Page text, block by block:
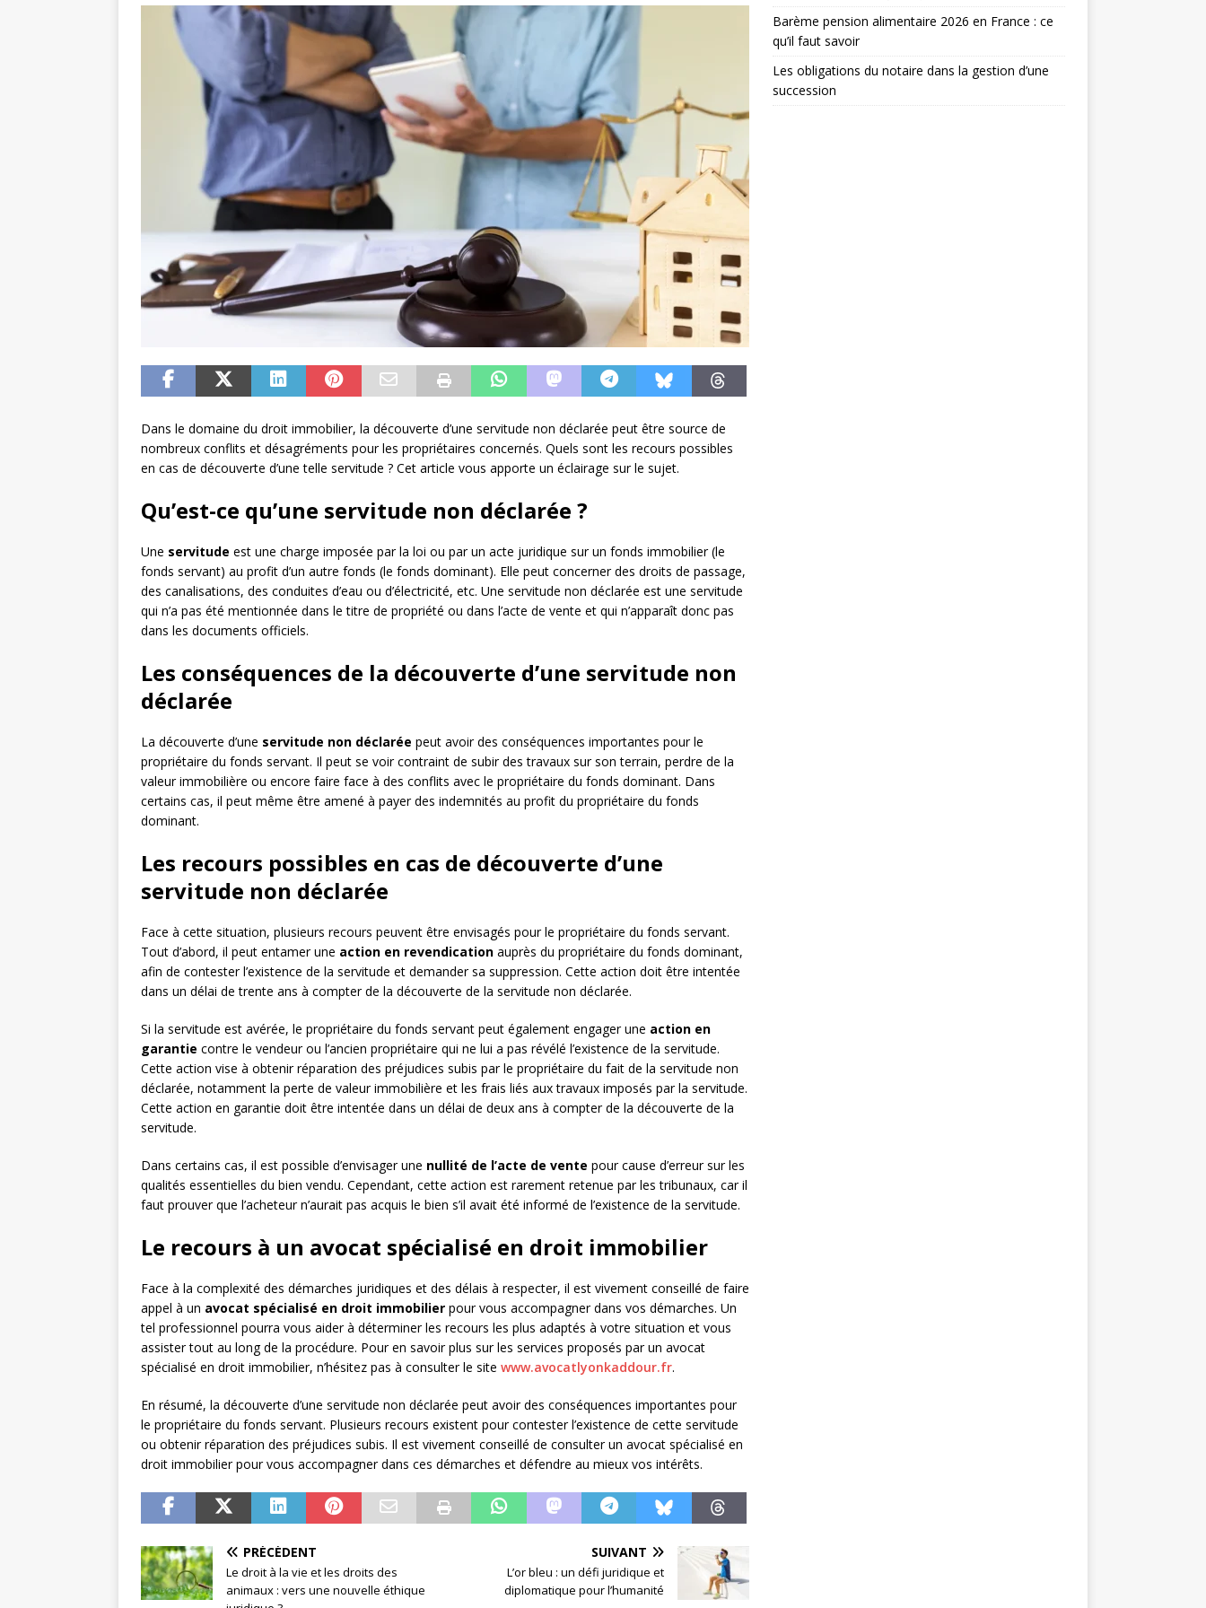
Dans le domaine du droit immobilier, la découverte d’une servitude non déclarée peut être source de
nombreux conflits et désagréments pour les propriétaires concernés. Quels sont les recours possibles
en cas de découverte d’une telle servitude ? Cet article vous apporte un éclairage sur le sujet.
Qu’est-ce qu’une servitude non déclarée ?
Une servitude est une charge imposée par la loi ou par un acte juridique sur un fonds immobilier (le
fonds servant) au profit d’un autre fonds (le fonds dominant). Elle peut concerner des droits de passage,
des canalisations, des conduites d’eau ou d’électricité, etc. Une servitude non déclarée est une servitude
qui n’a pas été mentionnée dans le titre de propriété ou dans l’acte de vente et qui n’apparaît donc pas
dans les documents officiels.
Les conséquences de la découverte d’une servitude non
déclarée
La découverte d’une servitude non déclarée peut avoir des conséquences importantes pour le
propriétaire du fonds servant. Il peut se voir contraint de subir des travaux sur son terrain, perdre de la
valeur immobilière ou encore faire face à des conflits avec le propriétaire du fonds dominant. Dans
certains cas, il peut même être amené à payer des indemnités au profit du propriétaire du fonds
dominant.
Les recours possibles en cas de découverte d’une
servitude non déclarée
Face à cette situation, plusieurs recours peuvent être envisagés pour le propriétaire du fonds servant.
Tout d’abord, il peut entamer une action en revendication auprès du propriétaire du fonds dominant,
afin de contester l’existence de la servitude et demander sa suppression. Cette action doit être intentée
dans un délai de trente ans à compter de la découverte de la servitude non déclarée.
Si la servitude est avérée, le propriétaire du fonds servant peut également engager une action en
garantie contre le vendeur ou l’ancien propriétaire qui ne lui a pas révélé l’existence de la servitude.
Cette action vise à obtenir réparation des préjudices subis par le propriétaire du fait de la servitude non
déclarée, notamment la perte de valeur immobilière et les frais liés aux travaux imposés par la servitude.
Cette action en garantie doit être intentée dans un délai de deux ans à compter de la découverte de la
servitude.
Dans certains cas, il est possible d’envisager une nullité de l’acte de vente pour cause d’erreur sur les
qualités essentielles du bien vendu. Cependant, cette action est rarement retenue par les tribunaux, car il
faut prouver que l’acheteur n’aurait pas acquis le bien s’il avait été informé de l’existence de la servitude.
Le recours à un avocat spécialisé en droit immobilier
Face à la complexité des démarches juridiques et des délais à respecter, il est vivement conseillé de faire
appel à un avocat spécialisé en droit immobilier pour vous accompagner dans vos démarches. Un
tel professionnel pourra vous aider à déterminer les recours les plus adaptés à votre situation et vous
assister tout au long de la procédure. Pour en savoir plus sur les services proposés par un avocat
spécialisé en droit immobilier, n’hésitez pas à consulter le site www.avocatlyonkaddour.fr.
En résumé, la découverte d’une servitude non déclarée peut avoir des conséquences importantes pour
le propriétaire du fonds servant. Plusieurs recours existent pour contester l’existence de cette servitude
ou obtenir réparation des préjudices subis. Il est vivement conseillé de consulter un avocat spécialisé en
droit immobilier pour vous accompagner dans ces démarches et défendre au mieux vos intérêts.
PRÉCÉDENT
Le droit à la vie et les droits des
animaux : vers une nouvelle éthique
SUIVANT
L’or bleu : un défi juridique et
diplomatique pour l’humanité
Barème pension alimentaire 2026 en France : ce
qu’il faut savoir
Les obligations du notaire dans la gestion d’une
succession